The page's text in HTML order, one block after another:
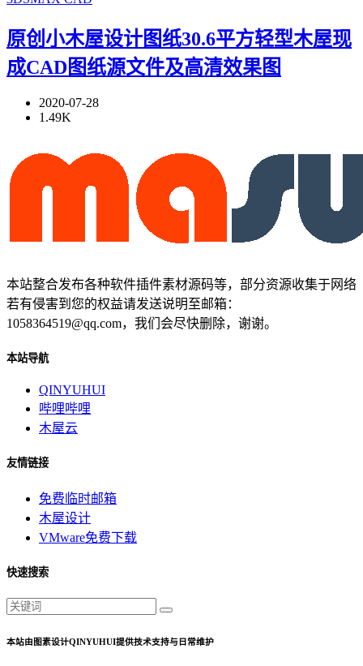
原创小木屋设计图纸30.6平方轻型木屋现
成CAD图纸源文件及高清效果图
2020-07-28
1.49K
本站整合发布各种软件插件素材源码等，部分资源收集于网络
若有侵害到您的权益请发送说明至邮箱：
1058364519@qq.com，我们会尽快删除，谢谢。
本站导航
QINYUHUI
哔哩哔哩
木屋云
友情链接
免费临时邮箱
木屋设计
VMware免费下载
快速搜索
本站由图素设计QINYUHUI提供技术支持与日常维护